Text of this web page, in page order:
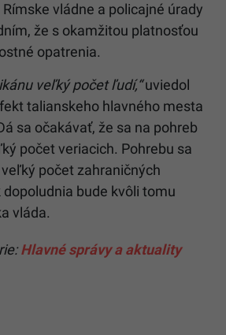
vládne a policajné úrady
že s okamžitou platnosťou
opatrenia.
veľký počet ľudí,“uviedol
talianskeho hlavného mesta
sa očakávať, že sa na pohreb
počet veriacich. Pohrebu sa
počet zahraničných
bude kvôli tomu
vláda.
Hlavné správy a aktuality